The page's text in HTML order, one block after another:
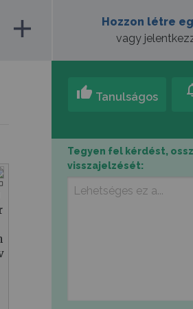
add
Hozzon létre
vagy
thumb_up Tanulságos
Tegyen fel kérdést,
visszajelzését: